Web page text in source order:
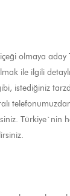
olmaya aday
ile ilgili
istediğiniz
Türkiye`nin